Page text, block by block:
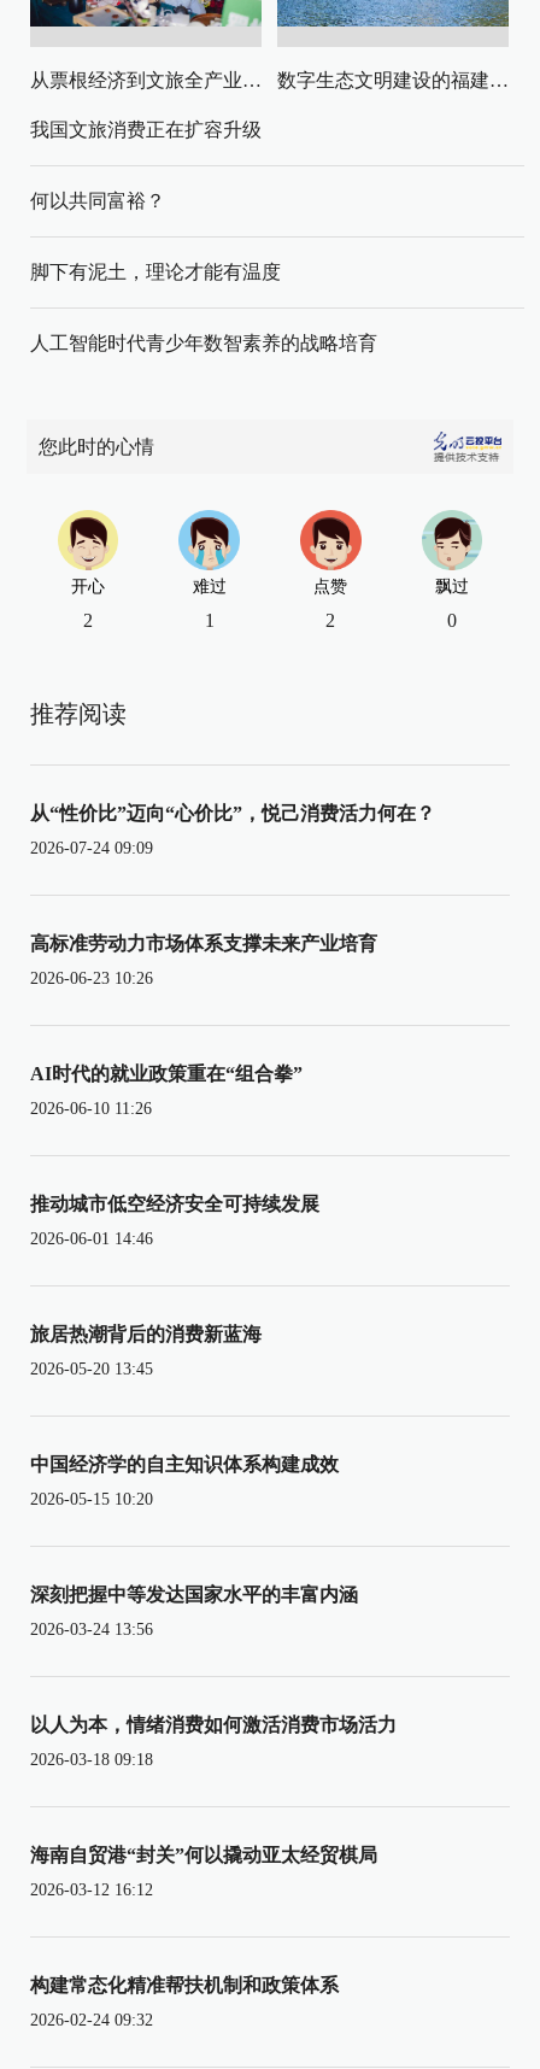
从票根经济到文旅全产业链升级 数字生态文明建设的福建路径与启示
我国文旅消费正在扩容升级
何以共同富裕？
脚下有泥土，理论才能有温度
人工智能时代青少年数智素养的战略培育
您此时的心情
开心
2
难过
1
点赞
2
飘过
0
推荐阅读
从“性价比”迈向“心价比”，悦己消费活力何在？
2026-07-24 09:09
高标准劳动力市场体系支撑未来产业培育
2026-06-23 10:26
AI时代的就业政策重在“组合拳”
2026-06-10 11:26
推动城市低空经济安全可持续发展
2026-06-01 14:46
旅居热潮背后的消费新蓝海
2026-05-20 13:45
中国经济学的自主知识体系构建成效
2026-05-15 10:20
深刻把握中等发达国家水平的丰富内涵
2026-03-24 13:56
以人为本，情绪消费如何激活消费市场活力
2026-03-18 09:18
海南自贸港“封关”何以撬动亚太经贸棋局
2026-03-12 16:12
构建常态化精准帮扶机制和政策体系
2026-02-24 09:32